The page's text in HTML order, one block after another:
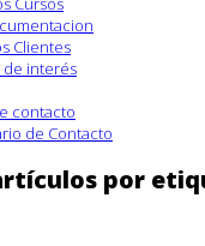
Clientes
de interés
contacto
de Contacto
por